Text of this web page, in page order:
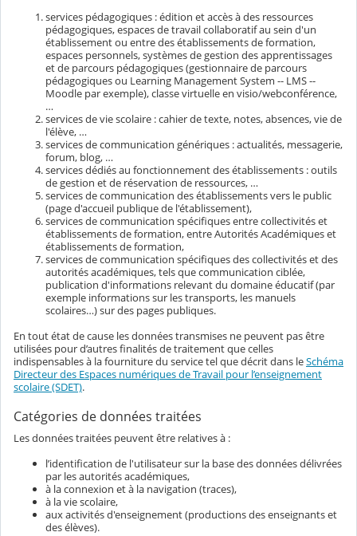
services pédagogiques : édition et accès à des ressources
pédagogiques, espaces de travail collaboratif au sein d'un
établissement ou entre des établissements de formation,
espaces personnels, systèmes de gestion des apprentissages
et de parcours pédagogiques (gestionnaire de parcours
pédagogiques ou Learning Management System -- LMS --
Moodle par exemple), classe virtuelle en visio/webconférence,
…
services de vie scolaire : cahier de texte, notes, absences, vie de
l'élève, …
services de communication génériques : actualités, messagerie,
forum, blog, …
services dédiés au fonctionnement des établissements : outils
de gestion et de réservation de ressources, …
services de communication des établissements vers le public
(page d'accueil publique de l'établissement),
services de communication spécifiques entre collectivités et
établissements de formation, entre Autorités Académiques et
établissements de formation,
services de communication spécifiques des collectivités et des
autorités académiques, tels que communication ciblée,
publication d'informations relevant du domaine éducatif (par
exemple informations sur les transports, les manuels
scolaires…) sur des pages publiques.
En tout état de cause les données transmises ne peuvent pas être
utilisées pour d’autres finalités de traitement que celles
indispensables à la fourniture du service tel que décrit dans leSchéma
Directeur des Espaces numériques de Travail pour l’enseignement
scolaire (SDET).
Catégories de données traitées
Les données traitées peuvent être relatives à :
l’identification de l'utilisateur sur la base des données délivrées
par les autorités académiques,
à la connexion et à la navigation (traces),
à la vie scolaire,
aux activités d'enseignement (productions des enseignants et
des élèves).